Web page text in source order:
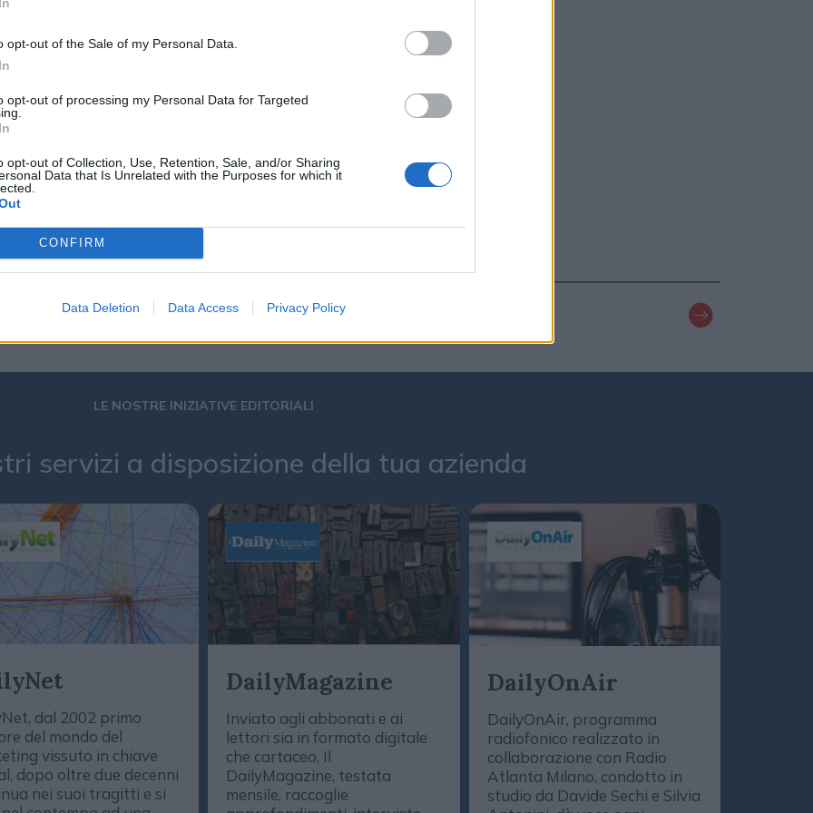
opt-out of the Sale of my Personal Data.
opt-out of processing my Personal Data for Targeted
opt-out of Collection, Use, Retention, Sale, and/or Sharing
Data that Is Unrelated with the Purposes for which it
CONFIRM
Data Deletion Data Access Privacy Policy
le
24Ore Podcast: inaugurata ieri la
Pagina 1 di 20
LE NOSTRE INIZIATIVE EDITORIALI
servizi a disposizione della tua azienda
dal 2002 primo
del mondo del
vissuto in chiave
dopo oltre due decenni
nei suoi tragitti e si
DailyMagazine
Inviato agli abbonati e ai
lettori sia in formato digitale
che cartaceo, Il
DailyMagazine, testata
mensile, raccoglie
DailyOnAir
DailyOnAir, programma
radiofonico realizzato in
collaborazione con Radio
Atlanta Milano, condotto in
studio da Davide Sechi e Silvia